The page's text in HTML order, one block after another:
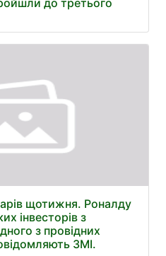
до третього
щотижня. Роналду
інвесторів з
з провідних
ЗМІ.